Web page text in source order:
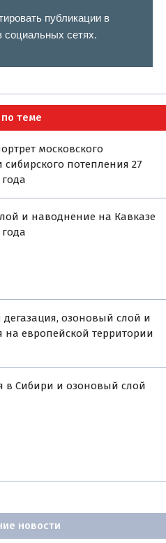
публикации в
социальных сетях.
теме
московского
сибирского потепления 27
и наводнение на Кавказе
дегазация, озоновый слой и
на европейской территории
в Сибири и озоновый слой
новости